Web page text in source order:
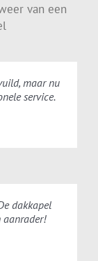
van een
maar nu
service.
dakkapel
aanrader!